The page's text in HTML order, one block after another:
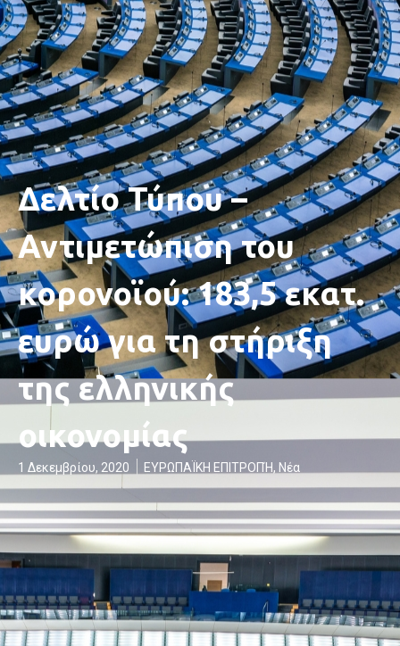
Δελτίο Τύπου –
Αντιμετώπιση του
κορονοϊού: 183,5 εκατ.
ευρώ για τη στήριξη
της ελληνικής
οικονομίας
1 Δεκεμβρίου, 2020 ΕΥΡΩΠΑΪΚΗ ΕΠΙΤΡΟΠΉ, Νέα